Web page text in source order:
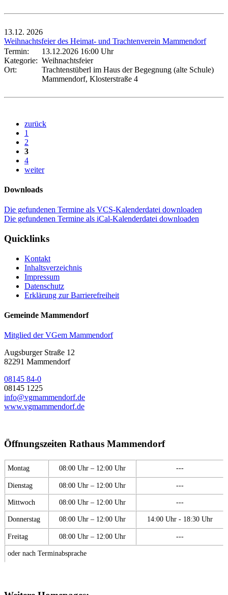
13.12. 2026
Weihnachtsfeier des Heimat- und Trachtenverein Mammendorf
Termin:
13.12.2026 16:00 Uhr
Kategorie: Weihnachtsfeier
Ort:
Trachtenstüberl im Haus der Begegnung (alte Schule)
Mammendorf, Klosterstraße 4
zurück
1
2
3
4
weiter
Downloads
Die gefundenen Termine als VCS-Kalenderdatei downloaden
Die gefundenen Termine als iCal-Kalenderdatei downloaden
Quicklinks
Kontakt
Inhaltsverzeichnis
Impressum
Datenschutz
Erklärung zur Barrierefreiheit
Gemeinde Mammendorf
Mitglied der VGem Mammendorf
Augsburger Straße 12
82291 Mammendorf
08145 84-0
08145 1225
info@vgmammendorf.de
www.vgmammendorf.de
Öffnungszeiten Rathaus Mammendorf
Montag 08:00 Uhr – 12:00 Uhr ---
Dienstag 08:00 Uhr – 12:00 Uhr ---
Mittwoch 08:00 Uhr – 12:00 Uhr ---
Donnerstag 08:00 Uhr – 12:00 Uhr 14:00 Uhr - 18:30 Uhr
Freitag 08:00 Uhr – 12:00 Uhr ---
oder nach Terminabsprache